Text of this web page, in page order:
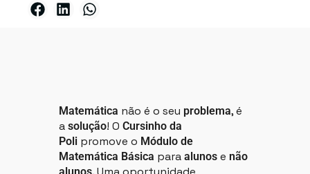
Matemática não é o seu problema, é
a solução! O Cursinho da
Polipromove o Módulo de
Matemática Básica para alunose não